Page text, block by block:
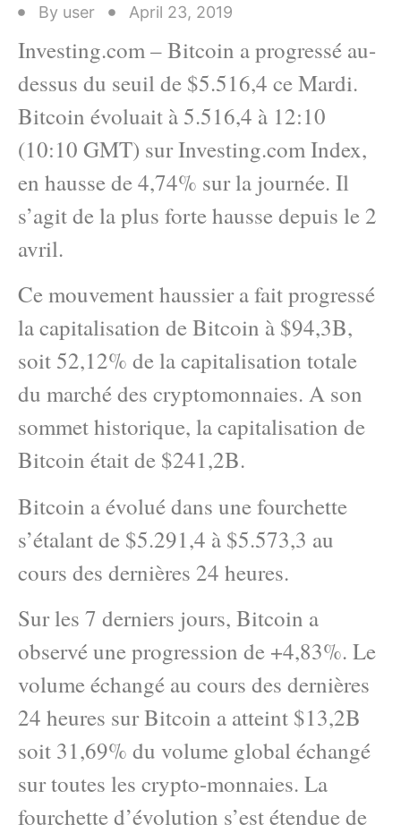
By user April 23, 2019
Investing.com – Bitcoin a progressé au-
dessus du seuil de $5.516,4 ce Mardi.
Bitcoin évoluait à 5.516,4 à 12:10
(10:10 GMT) sur Investing.com Index,
en hausse de 4,74% sur la journée. Il
s’agit de la plus forte hausse depuis le 2
avril.
Ce mouvement haussier a fait progressé
la capitalisation de Bitcoin à $94,3B,
soit 52,12% de la capitalisation totale
du marché des cryptomonnaies. A son
sommet historique, la capitalisation de
Bitcoin était de $241,2B.
Bitcoin a évolué dans une fourchette
s’étalant de $5.291,4 à $5.573,3 au
cours des dernières 24 heures.
Sur les 7 derniers jours, Bitcoin a
observé une progression de +4,83%. Le
volume échangé au cours des dernières
24 heures sur Bitcoin a atteint $13,2B
soit 31,69% du volume global échangé
sur toutes les crypto-monnaies. La
fourchette d’évolution s’est étendue de